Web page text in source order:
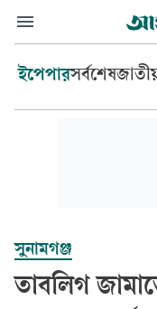
ইপেপারসর্বশেষ
সুনামগঞ্জ
তাবলিগ